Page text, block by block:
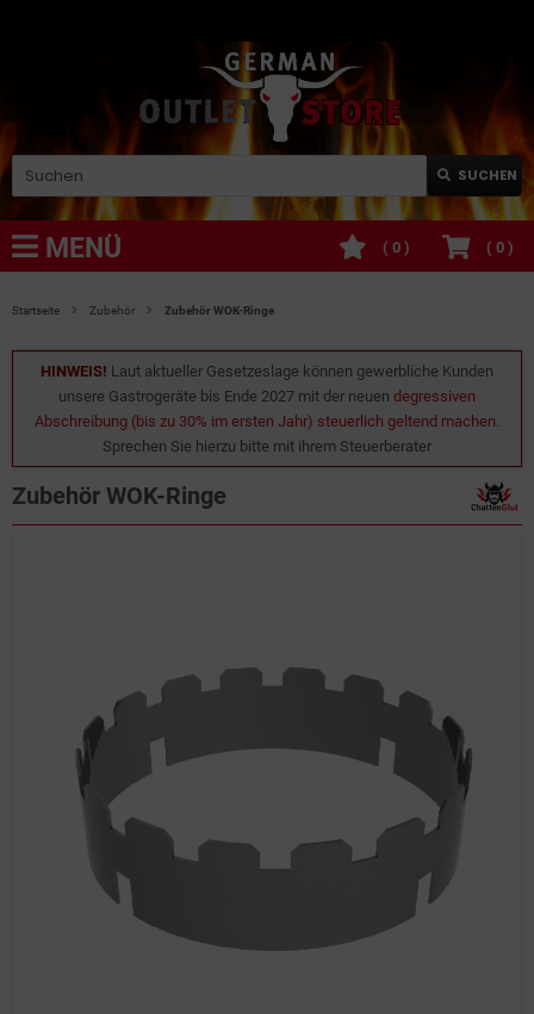
SUCHEN
MENÜ ( 0 )
( 0 )
Startseite Zubehör Zubehör WOK-Ringe
HINWEIS! Laut aktueller Gesetzeslage können gewerbliche Kunden
unsere Gastrogeräte bis Ende 2027 mit der neuen degressiven
Abschreibung (bis zu 30% im ersten Jahr) steuerlich geltend machen.
Sprechen Sie hierzu bitte mit ihrem Steuerberater
Zubehör WOK-Ringe